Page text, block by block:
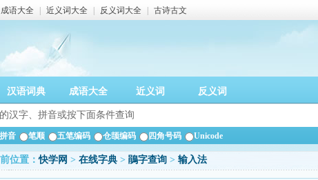
成语大全 近义词大全 反义词大全 古诗古文
汉语词典 成语大全 近义词 反义词
音 笔顺 五笔编码 仓颉编码 四角号码 Unicode
位置：快学网 > 在线字典 > 鵑字查询 > 输入法